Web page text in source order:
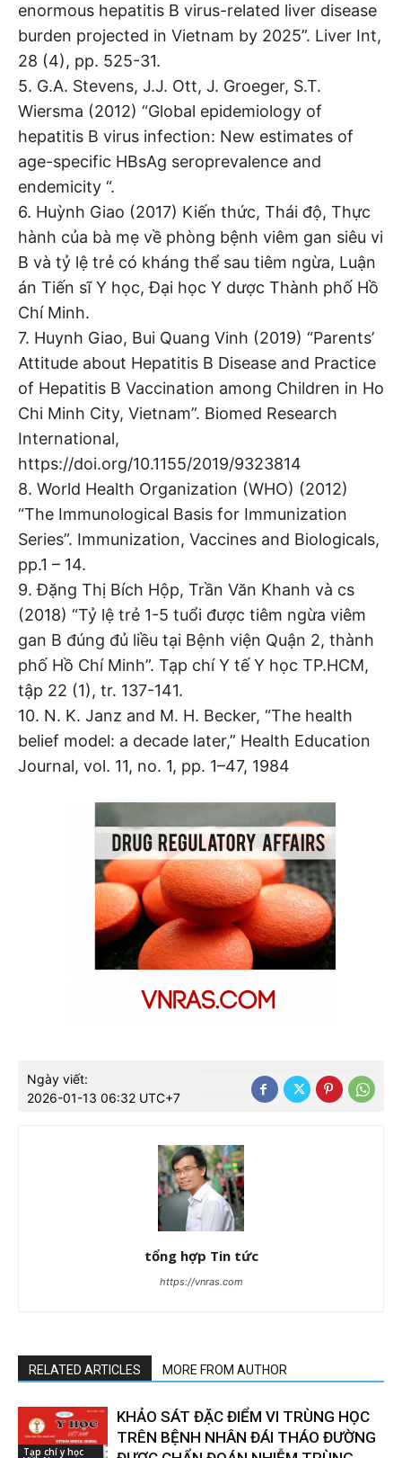
enormous hepatitis B virus-related liver disease
burden projected in Vietnam by 2025”. Liver Int,
28 (4), pp. 525-31.
5. G.A. Stevens, J.J. Ott, J. Groeger, S.T.
Wiersma (2012) “Global epidemiology of
hepatitis B virus infection: New estimates of
age-specific HBsAg seroprevalence and
endemicity “.
6. Huỳnh Giao (2017) Kiến thức, Thái độ, Thực
hành của bà mẹ về phòng bệnh viêm gan siêu vi
B và tỷ lệ trẻ có kháng thể sau tiêm ngừa, Luận
án Tiến sĩ Y học, Đại học Y dược Thành phố Hồ
Chí Minh.
7. Huynh Giao, Bui Quang Vinh (2019) “Parents’
Attitude about Hepatitis B Disease and Practice
of Hepatitis B Vaccination among Children in Ho
Chi Minh City, Vietnam”. Biomed Research
International,
https://doi.org/10.1155/2019/9323814
8. World Health Organization (WHO) (2012)
“The Immunological Basis for Immunization
Series”. Immunization, Vaccines and Biologicals,
pp.1 – 14.
9. Đặng Thị Bích Hộp, Trần Văn Khanh và cs
(2018) “Tỷ lệ trẻ 1-5 tuổi được tiêm ngừa viêm
gan B đúng đủ liều tại Bệnh viện Quận 2, thành
phố Hồ Chí Minh”. Tạp chí Y tế Y học TP.HCM,
tập 22 (1), tr. 137-141.
10. N. K. Janz and M. H. Becker, “The health
belief model: a decade later,” Health Education
Journal, vol. 11, no. 1, pp. 1–47, 1984
Ngày viết:
2026-01-13 06:32 UTC+7
tổng hợp Tin tức
https://vnras.com
RELATED ARTICLES MORE FROM AUTHOR
Tạp chí y học
KHẢO SÁT ĐẶC ĐIỂM VI TRÙNG HỌC
TRÊN BỆNH NHÂN ĐÁI THÁO ĐƯỜNG